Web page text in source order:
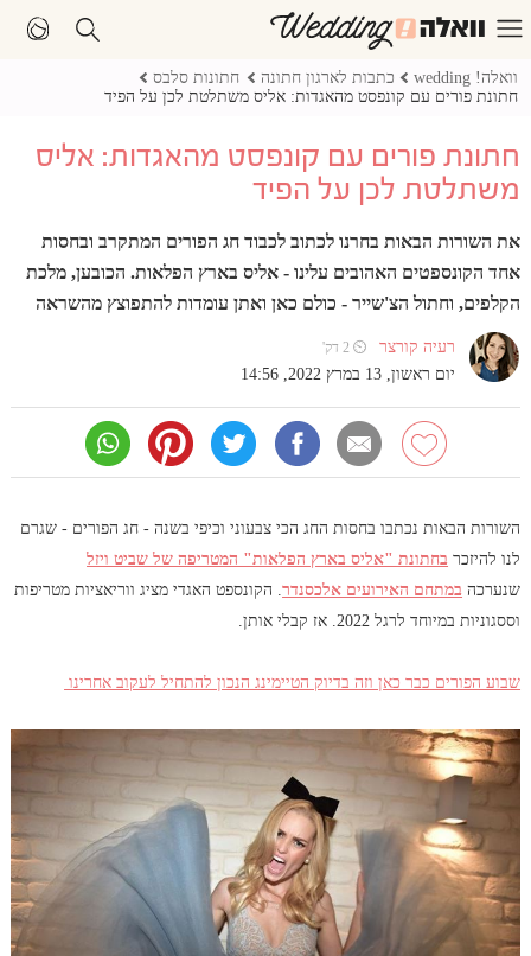
וואלה! wedding כתבות לארגון חתונה
חתונות סלבס
חתונת פורים עם קונפסט מהאגדות: אליס משתלטת לכן על הפיד
חתונת פורים עם קונפסט מהאגדות: אליס
משתלטת לכן על הפיד
את השורות הבאות בחרנו לכתוב לכבוד חג הפורים המתקרב ובחסות
אחד הקונספטים האהובים עלינו - אליס בארץ הפלאות. הכובען, מלכת
הקלפים, וחתול הצ'שייר - כולם כאן ואתן עומדות להתפוצץ מהשראה
רעיה קורצר ⏲ 2 דק'
יום ראשון, 13 במרץ 2022, 14:56
השורות הבאות נכתבו בחסות החג הכי צבעוני וכיפי בשנה - חג הפורים - שגרם
לנו להיזכר בחתונת "אליס בארץ הפלאות" המטריפה של שביט ויזל
שנערכה במתחם האירועים אלכסנדר. הקונספט האגדי מציג ווריאציות מטריפות
וססגוניות במיוחד לרגל 2022. אז קבלי אותן.
שבוע הפורים כבר כאן וזה בדיוק הטיימינג הנכון להתחיל לעקוב אחרינו